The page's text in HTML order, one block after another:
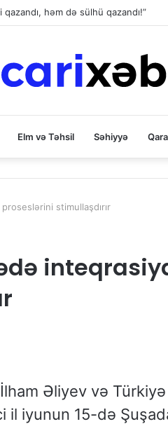
həm də sülhü qazandı!”
Elm və Təhsil Səhiyyə
stimullaşdırır
Əliyev və
il iyunun 15-də